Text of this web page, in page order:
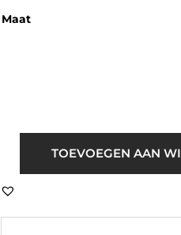
Maat
Owi
HW
TOEVOEGEN AAN